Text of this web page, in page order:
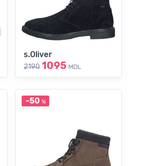
s.Oliver
2190 1095 MDL
-50 %